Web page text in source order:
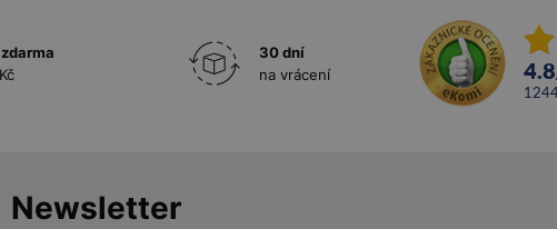
30 dní
na vrácení
4.8
Newsletter